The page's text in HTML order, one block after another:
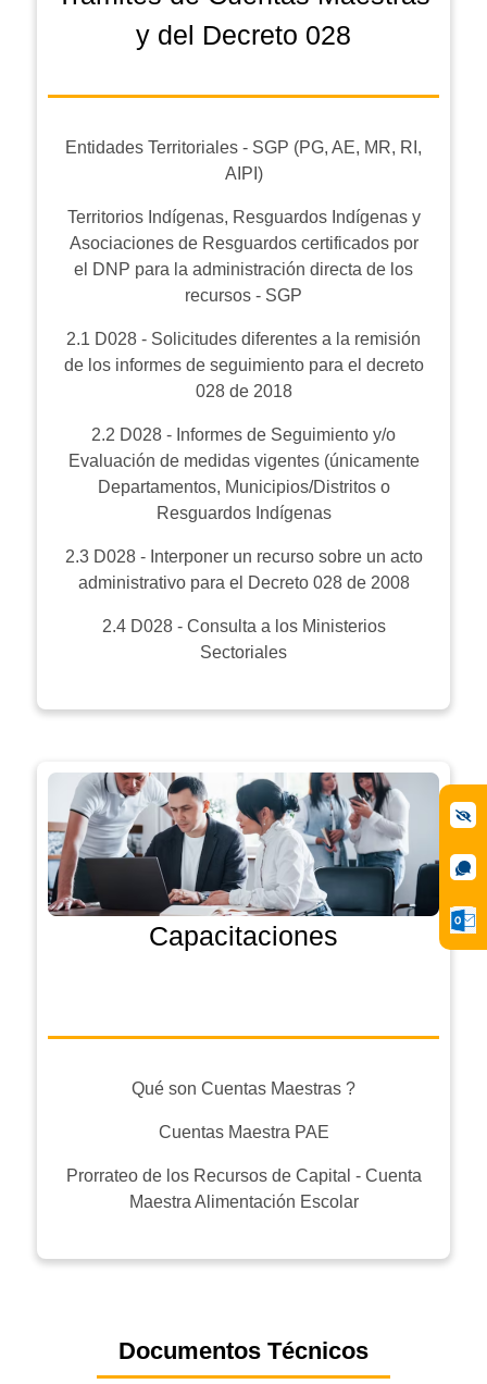
y del Decreto 028
Entidades Territoriales - SGP (PG, AE, MR, RI,
AIPI)
Territorios Indígenas, Resguardos Indígenas y
Asociaciones de Resguardos certificados por
el DNP para la administración directa de los
recursos - SGP
2.1 D028 - Solicitudes diferentes a la remisión
de los informes de seguimiento para el decreto
028 de 2018
2.2 D028 - Informes de Seguimiento y/o
Evaluación de medidas vigentes (únicamente
Departamentos, Municipios/Distritos o
Resguardos Indígenas
2.3 D028 - Interponer un recurso sobre un acto
administrativo para el Decreto 028 de 2008
2.4 D028 - Consulta a los Ministerios
Sectoriales
Capacitaciones
Qué son Cuentas Maestras ?
Cuentas Maestra PAE
Prorrateo de los Recursos de Capital - Cuenta
Maestra Alimentación Escolar
Documentos Técnicos